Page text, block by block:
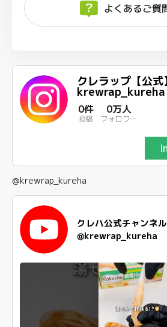
よくあるご質
クレラップ【公式
krewrap_kureha
0件
投稿
0万人
フォロワー
@krewrap_kureha
クレハ公式チャンネル
@krewrap_kureha